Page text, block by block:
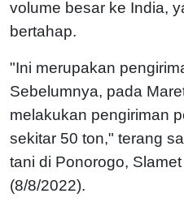
volume besar ke India,
bertahap.
"Ini merupakan
Sebelumnya, pada
melakukan pengiriman
sekitar 50 ton," terang
tani di Ponorogo,
(8/8/2022).